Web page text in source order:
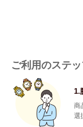
ご利用のステ
1.
商
選